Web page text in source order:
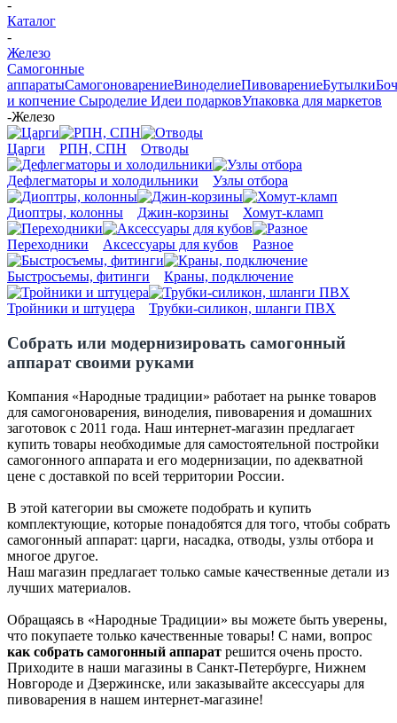
-
Каталог
-
Железо
Самогонные
аппаратыСамогоноварениеВиноделиеПивоварениеБутылки
и копчение Сыроделие Идеи подарковУпаковка для маркетов
-Железо
Царги РПН, СПН Отводы
Дефлегматоры и холодильники Узлы отбора
Диоптры, колонны Джин-корзины Хомут-кламп
Переходники Аксессуары для кубов Разное
Быстросъемы, фитинги Краны, подключение
Тройники и штуцера Трубки-силикон, шланги ПВХ
Собрать или модернизировать самогонный
аппарат своими руками
Компания «Народные традиции» работает на рынке товаров
для самогоноварения, виноделия, пивоварения и домашних
заготовок с 2011 года. Наш интернет-магазин предлагает
купить товары необходимые для самостоятельной постройки
самогонного аппарата и его модернизации, по адекватной
цене с доставкой по всей территории России.
В этой категории вы сможете подобрать и купить
комплектующие, которые понадобятся для того, чтобы собрать
самогонный аппарат: царги, насадка, отводы, узлы отбора и
многое другое.
Наш магазин предлагает только самые качественные детали из
лучших материалов.
Обращаясь в «Народные Традиции» вы можете быть уверены,
что покупаете только качественные товары! С нами, вопрос
как собрать самогонный аппарат решится очень просто.
Приходите в наши магазины в Санкт-Петербурге, Нижнем
Новгороде и Дзержинске, или заказывайте аксессуары для
пивоварения в нашем интернет-магазине!